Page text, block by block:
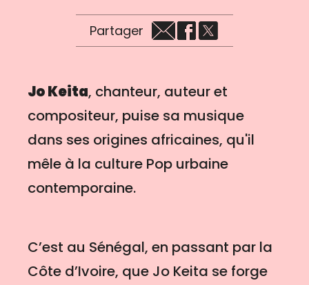
Partager
Jo Keita, chanteur, auteur et
compositeur, puise sa musique
dans ses origines africaines, qu'il
mêle à la culture Pop urbaine
contemporaine.
C’est au Sénégal, en passant par la
Côte d’Ivoire, que Jo Keita se forge